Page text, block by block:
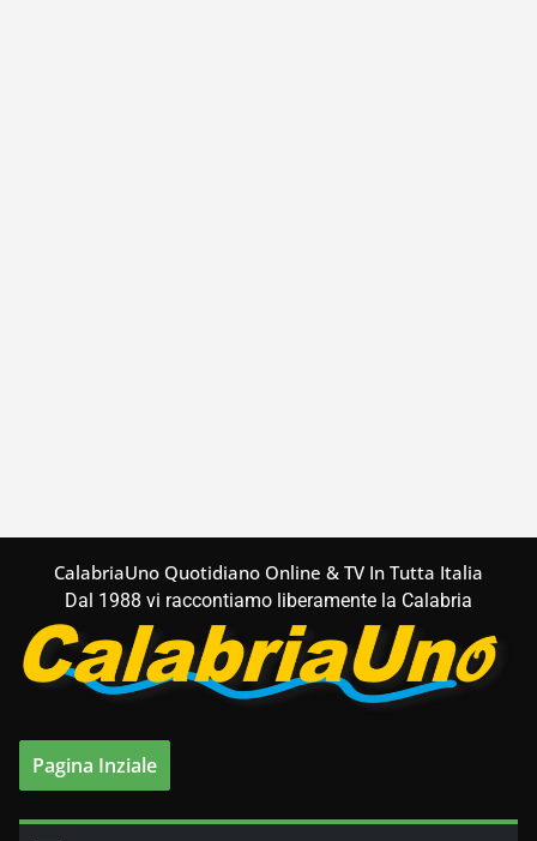
contenuto
CalabriaUno Quotidiano Online & TV In Tutta Italia
Dal 1988 vi raccontiamo liberamente la Calabria
Pagina Inziale